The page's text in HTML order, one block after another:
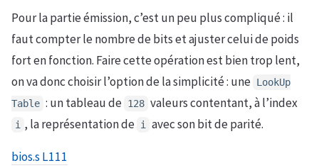
Pour la partie émission, c’est un peu plus compliqué : il
faut compter le nombre de bits et ajuster celui de poids
fort en fonction. Faire cette opération est bien trop lent,
on va donc choisir l’option de la simplicité : une LookUp
Table : un tableau de 128 valeurs contentant, à l’index
i , la représentation de i avec son bit de parité.
bios.s L111